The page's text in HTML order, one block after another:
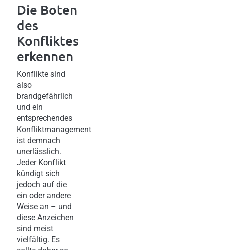
Die Boten
des
Konfliktes
erkennen
Konflikte sind
also
brandgefährlich
und ein
entsprechendes
Konfliktmanagement
ist demnach
unerlässlich.
Jeder Konflikt
kündigt sich
jedoch auf die
ein oder andere
Weise an – und
diese Anzeichen
sind meist
vielfältig. Es